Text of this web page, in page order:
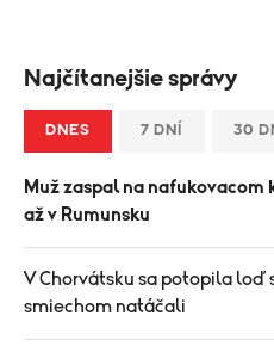
Najčítanejšie správy
DNES 7 DNÍ 30
Muž zaspal na nafukovacom
až v Rumunsku
V Chorvátsku sa potopila loď
smiechom natáčali